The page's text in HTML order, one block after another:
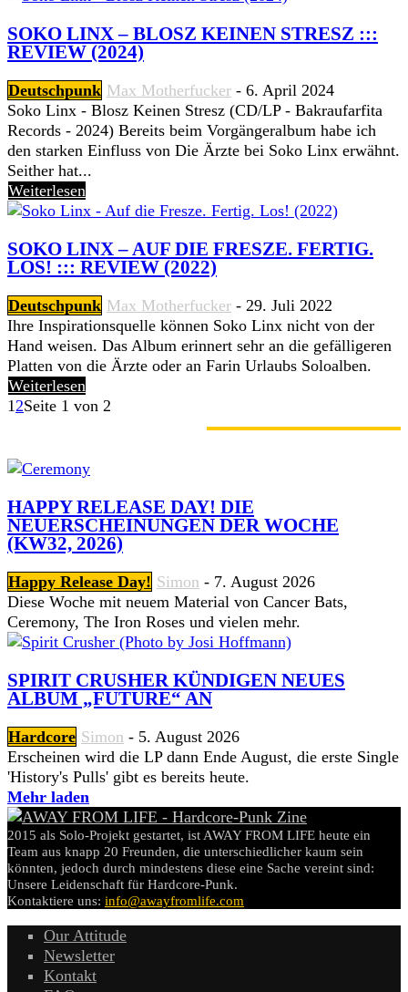
SOKO LINX – BLOSZ KEINEN STRESZ :::
REVIEW (2024)
Deutschpunk Max Motherfucker - 6. April 2024
Soko Linx - Blosz Keinen Stresz (CD/LP - Bakraufarfita
Records - 2024) Bereits beim Vorgängeralbum habe ich
den starken Einfluss von Die Ärzte bei Soko Linx erwähnt.
Seither hat...
Weiterlesen
SOKO LINX – AUF DIE FRESZE. FERTIG.
LOS! ::: REVIEW (2022)
Deutschpunk Max Motherfucker - 29. Juli 2022
Ihre Inspirationsquelle können Soko Linx nicht von der
Hand weisen. Das Album erinnert sehr an die gefälligeren
Platten von die Ärzte oder an Farin Urlaubs Soloalben.
Weiterlesen
12Seite 1 von 2
HAPPY RELEASE DAY! DIE
NEUERSCHEINUNGEN DER WOCHE
(KW32, 2026)
Happy Release Day! Simon - 7. August 2026
Diese Woche mit neuem Material von Cancer Bats,
Ceremony, The Iron Roses und vielen mehr.
SPIRIT CRUSHER KÜNDIGEN NEUES
ALBUM „FUTURE“ AN
Hardcore Simon - 5. August 2026
Erscheinen wird die LP dann Ende August, die erste Single
'History's Pulls' gibt es bereits heute.
Mehr laden
2015 als Solo-Projekt gestartet, ist AWAY FROM LIFE heute ein
Team aus knapp 20 Freunden, die unterschiedlicher kaum sein
könnten, jedoch durch mindestens diese eine Sache vereint sind:
Unsere Leidenschaft für Hardcore-Punk.
Kontaktiere uns: info@awayfromlife.com
Our Attitude
Newsletter
Kontakt